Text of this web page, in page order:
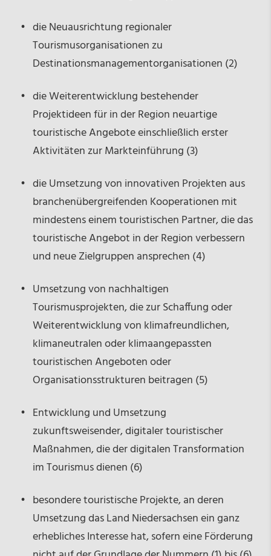
die Neuausrichtung regionaler
Tourismusorganisationen zu
Destinationsmanagementorganisationen (2)
die Weiterentwicklung bestehender
Projektideen für in der Region neuartige
touristische Angebote einschließlich erster
Aktivitäten zur Markteinführung (3)
die Umsetzung von innovativen Projekten aus
branchenübergreifenden Kooperationen mit
mindestens einem touristischen Partner, die das
touristische Angebot in der Region verbessern
und neue Zielgruppen ansprechen (4)
Umsetzung von nachhaltigen
Tourismusprojekten, die zur Schaffung oder
Weiterentwicklung von klimafreundlichen,
klimaneutralen oder klimaangepassten
touristischen Angeboten oder
Organisationsstrukturen beitragen (5)
Entwicklung und Umsetzung
zukunftsweisender, digitaler touristischer
Maßnahmen, die der digitalen Transformation
im Tourismus dienen (6)
besondere touristische Projekte, an deren
Umsetzung das Land Niedersachsen ein ganz
erhebliches Interesse hat, sofern eine Förderung